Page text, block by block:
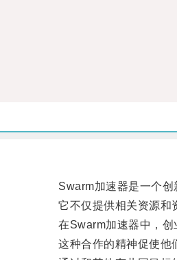
Swarm加速器是一个创新
它不仅提供相关资源和资
在Swarm加速器中，创业
这种合作的精神促使他们